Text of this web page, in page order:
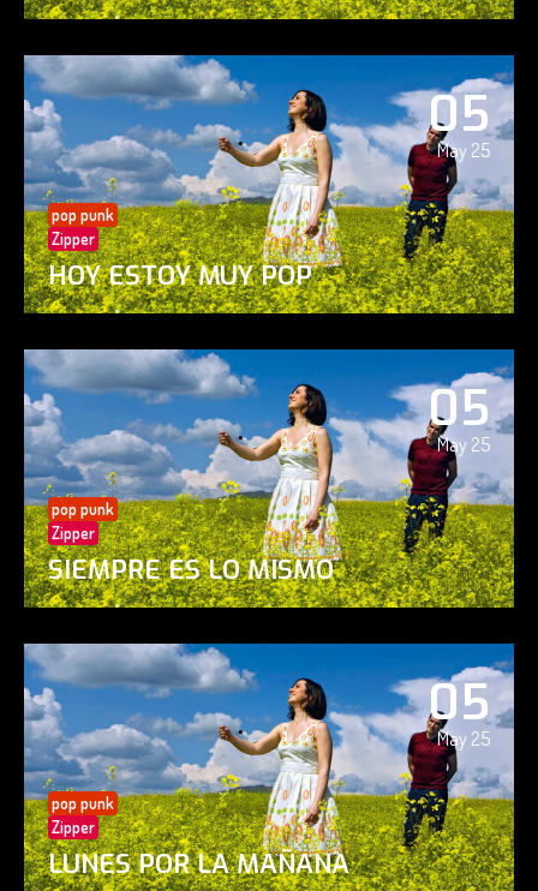
05
May 25
pop punk
Zipper
HOY ESTOY MUY POP
05
May 25
pop punk
Zipper
SIEMPRE ES LO MISMO
05
May 25
pop punk
Zipper
LUNES POR LA MAÑANA